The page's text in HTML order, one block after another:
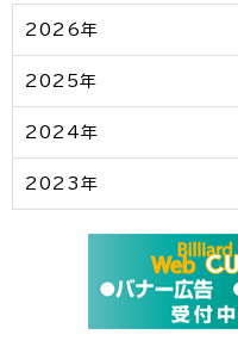
2026年
2025年
2024年
2023年